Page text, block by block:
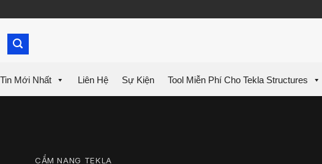
Tin Mới Nhất Liên Hệ Sự Kiện Tool Miễn Phí Cho Tekla Structures
CẨM NANG TEKLA